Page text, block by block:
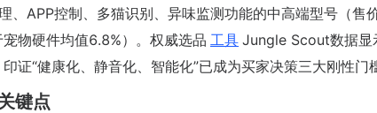
、APP控制、多猫识别、异味监测功能的中高端型号（
物硬件均值6.8%）。权威选品 工具 Jungle Scout数据显
证“健康化、静音化、智能化”已成为买家决策三大刚性门
键点